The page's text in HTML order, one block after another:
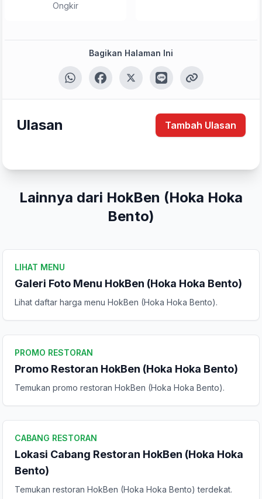
Ongkir
Bagikan Halaman Ini
Ulasan Tambah Ulasan
Lainnya dari HokBen (Hoka Hoka
Bento)
LIHAT MENU
Galeri Foto Menu HokBen (Hoka Hoka Bento)
Lihat daftar harga menu HokBen (Hoka Hoka Bento).
PROMO RESTORAN
Promo Restoran HokBen (Hoka Hoka Bento)
Temukan promo restoran HokBen (Hoka Hoka Bento).
CABANG RESTORAN
Lokasi Cabang Restoran HokBen (Hoka Hoka
Bento)
Temukan restoran HokBen (Hoka Hoka Bento) terdekat.
Peringkat Anda